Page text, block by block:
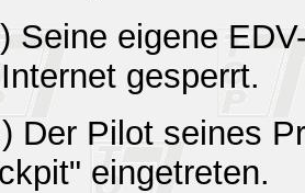
Seine eigene
gesperrt.
Der Pilot seines
eingetreten.